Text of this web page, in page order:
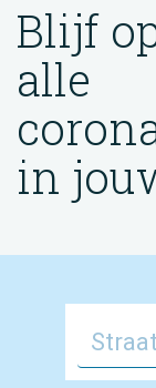
Blijf
alle
in